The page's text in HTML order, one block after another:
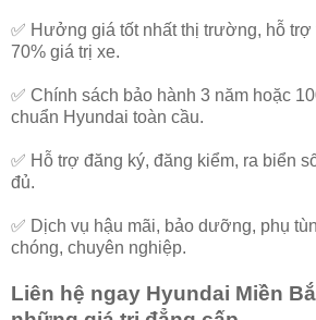
✅ Hưởng giá tốt nhất thị trường, hỗ trợ
70% giá trị xe.
✅ Chính sách bảo hành 3 năm hoặc
chuẩn Hyundai toàn cầu.
✅ Hỗ trợ đăng ký, đăng kiểm, ra biển
đủ.
✅ Dịch vụ hậu mãi, bảo dưỡng, phụ
chóng, chuyên nghiệp.
Liên hệ ngay Hyundai Miền